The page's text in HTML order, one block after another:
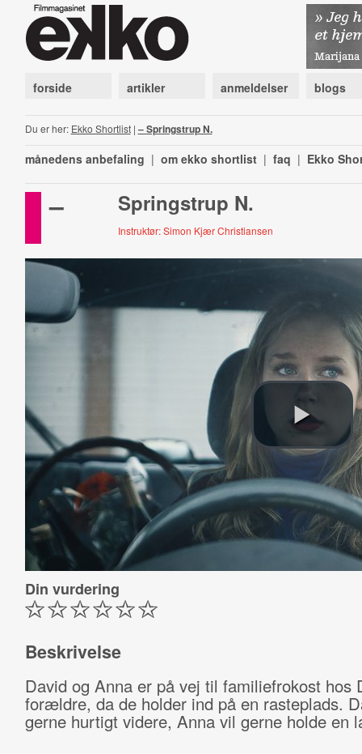
forside artikler anmeldelser blogs
Du er her: Ekko Shortlist| – Springstrup N.
månedens anbefaling | om ekko shortlist | faq | Ekko
– Springstrup N.
Instruktør: Simon Kjær Christiansen
Din vurdering
Beskrivelse
David og Anna er på vej til familiefrokost hos
forældre, da de holder ind på en rasteplads.
gerne hurtigt videre, Anna vil gerne holde en